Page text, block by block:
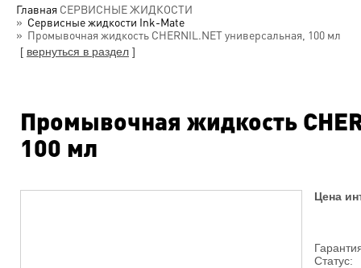
Главная СЕРВИСНЫЕ ЖИДКОСТИ
Сервисные жидкости Ink-Mate
Промывочная жидкость CHERNIL.NET универсальная, 100 мл
[ вернуться в раздел ]
Промывочная жидкость
100 мл
Цена
Статус: